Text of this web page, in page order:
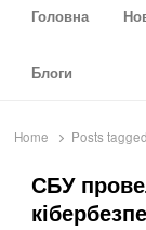
Головна
Блоги
Home Posts
СБУ